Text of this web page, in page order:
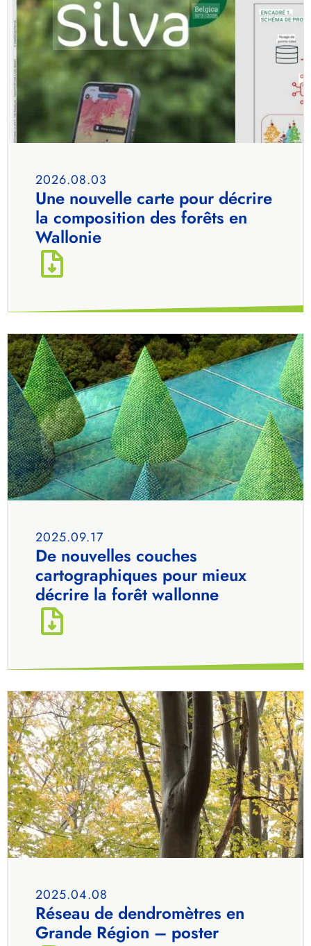
2026.08.03
Une nouvelle carte pour décrire
la composition des forêts en
Wallonie
2025.09.17
De nouvelles couches
cartographiques pour mieux
décrire la forêt wallonne
2025.04.08
Réseau de dendromètres en
Grande Région – poster